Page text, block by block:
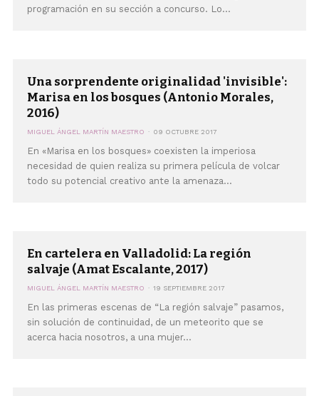
programación en su sección a concurso. Lo...
Una sorprendente originalidad 'invisible':
Marisa en los bosques (Antonio Morales,
2016)
MIGUEL ÁNGEL MARTÍN MAESTRO 09 OCTUBRE 2017
En «Marisa en los bosques» coexisten la imperiosa
necesidad de quien realiza su primera película de volcar
todo su potencial creativo ante la amenaza...
En cartelera en Valladolid: La región
salvaje (Amat Escalante, 2017)
MIGUEL ÁNGEL MARTÍN MAESTRO 19 SEPTIEMBRE 2017
En las primeras escenas de “La región salvaje” pasamos,
sin solución de continuidad, de un meteorito que se
acerca hacia nosotros, a una mujer...